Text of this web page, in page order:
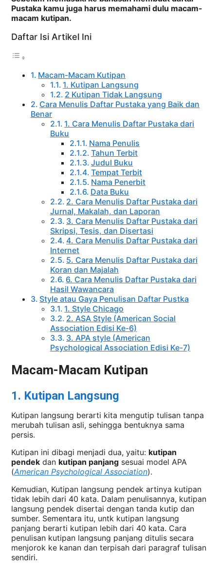
Pustaka kamu juga harus memahami dulu macam-
macam kutipan.
Daftar Isi Artikel Ini
Macam-Macam Kutipan
1. Kutipan Langsung
2 Kutipan Tidak Langsung
Cara Menulis Daftar Pustaka yang Baik dan
Benar
1. Cara Menulis Daftar Pustaka dari
Buku
Nama Penulis
Tahun Terbit
Judul Buku
Tempat Terbit
Nama Penerbit
Data Buku
2. Cara Menulis Daftar Pustaka dari
Jurnal, Makalah, dan Laporan
3. Cara Menulis Daftar Pustaka dari
Skripsi, Tesis, dan Disertasi
4. Cara Menulis Daftar Pustaka dari
Internet
5. Cara Menulis Daftar Pustaka dari
Koran dan Majalah
6. Cara Menulis Daftar Pustaka dari
Hasil Wawancara
Style atau Gaya Penulisan Daftar Pustka
1. Style Chicago
2. ASA Style (American Social
Association Edisi Ke-6)
3. APA style (American
Psychological Association Edisi Ke-7)
Macam-Macam Kutipan
1. Kutipan Langsung
Kutipan langsung berarti kita mengutip tulisan tanpa
merubah tulisan asli, sehingga bentuknya sama
persis.
Kutipan ini dibagi menjadi dua, yaitu: kutipan
pendek dan kutipan panjang sesuai model APA
(American Psychological Association).
Kemudian, Kutipan langsung pendek artinya kutipan
tidak lebih dari 40 kata. Dalam penulisannya, kutipan
langsung pendek disertai dengan tanda kutip dan
sumber. Sementara itu, untk kutipan langsung
panjang berarti kutipan lebih dari 40 kata. Cara
penulisan kutipan langsung panjang ditulis secara
menjorok ke kanan dan terpisah dari paragraf tulisan
sendiri.